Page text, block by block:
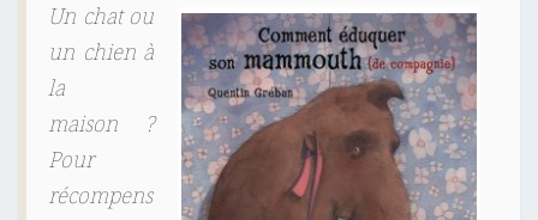
Un chat ou
un chien à
la
maison ?
Pour
récompens